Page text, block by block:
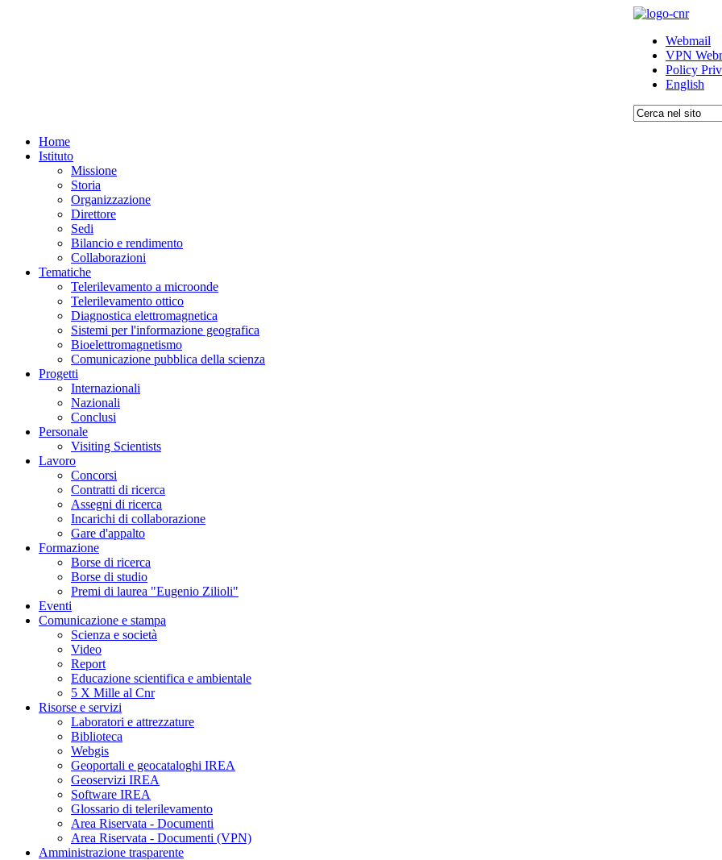
Webmail
VPN
Policy
English
Home
Istituto
Missione
Storia
Organizzazione
Direttore
Sedi
Bilancio e rendimento
Collaborazioni
Tematiche
Telerilevamento a microonde
Telerilevamento ottico
Diagnostica elettromagnetica
Sistemi per l'informazione geografica
Bioelettromagnetismo
Comunicazione pubblica della scienza
Progetti
Internazionali
Nazionali
Conclusi
Personale
Visiting Scientists
Lavoro
Concorsi
Contratti di ricerca
Assegni di ricerca
Incarichi di collaborazione
Gare d'appalto
Formazione
Borse di ricerca
Borse di studio
Premi di laurea "Eugenio Zilioli"
Eventi
Comunicazione e stampa
Scienza e società
Video
Report
Educazione scientifica e ambientale
5 X Mille al Cnr
Risorse e servizi
Laboratori e attrezzature
Biblioteca
Webgis
Geoportali e geocataloghi IREA
Geoservizi IREA
Software IREA
Glossario di telerilevamento
Area Riservata - Documenti
Area Riservata - Documenti (VPN)
Amministrazione trasparente